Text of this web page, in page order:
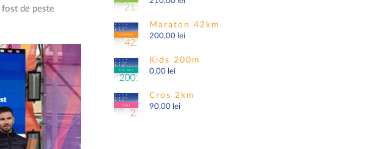
fost de peste
Maraton 42km
200,00 lei
Kids 200m
0,00 lei
Cros 2km
90,00 lei